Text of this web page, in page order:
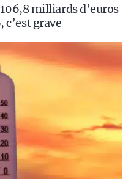
milliards d’euros
grave